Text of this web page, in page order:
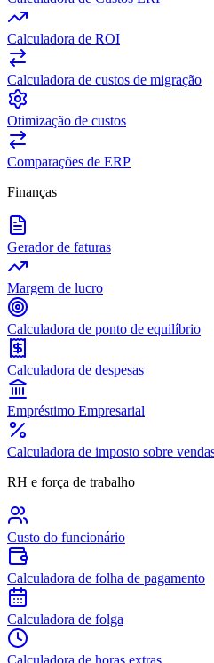
Calculadora de ROI
Calculadora de custos de migração
Otimização de custos
Comparações de ERP
Finanças
Gerador de faturas
Margem de lucro
Calculadora de ponto de equilíbrio
Calculadora de despesas
Empréstimo Empresarial
Calculadora de imposto sobre
RH e força de trabalho
Custo do funcionário
Calculadora de folha de pagamento
Calculadora de folga
Calculadora de horas extras